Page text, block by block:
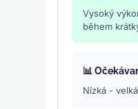
Vysoký
během
📊
Nízká -